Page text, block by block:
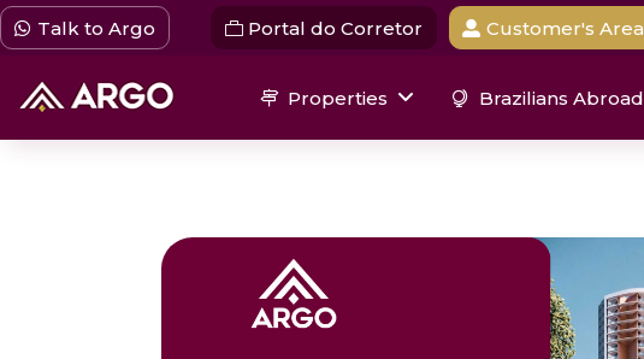
Talk to Argo Portal do Corretor Customer's Area
Properties Brazilians Abroad